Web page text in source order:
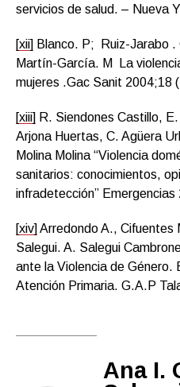
servicios de salud. – Nueva
[xii] Blanco. P; Ruiz-Jarabo .
Martín-García. M La
mujeres .Gac Sanit 2004;18
[xiii] R. Siendones Castillo,
Arjona Huertas, C. Agüera
Molina Molina “Violencia
sanitarios: conocimientos,
infradetección”
[xiv] Arredondo A., Cifuentes
Salegui. A. Salegui
ante la Violencia de Género.
Atención Primaria. G.A.P
Ana I.